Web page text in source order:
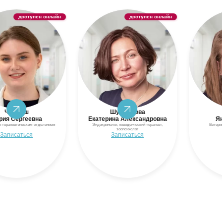
доступен онлайн
отделением
доступен онлайн
Шушпанова
Екатерина Александровна
Эндокринолог, поведенческий терапевт,
зоопсихолог
Записаться
Яна
Ветеринарный